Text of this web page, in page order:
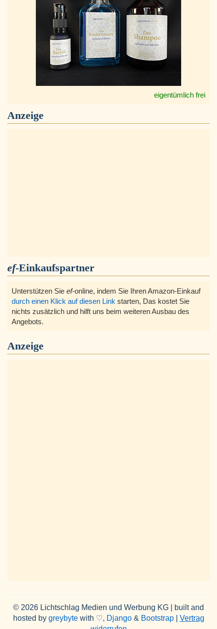
eigentümlich frei
Anzeige
ef-Einkaufspartner
Unterstützen Sie ef-online, indem Sie Ihren Amazon-Einkauf
durch einen Klick auf diesen Link starten, Das kostet Sie
nichts zusätzlich und hilft uns beim weiteren Ausbau des
Angebots.
Anzeige
© 2026 Lichtschlag Medien und Werbung KG | built and
hosted by greybytewith ♡, Django& Bootstrap| Vertrag